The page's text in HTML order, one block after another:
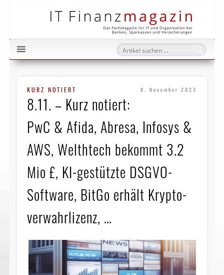
KURZ NOTIERT 8. November 2023
8.11. – Kurz notiert:
PwC & Afida, Abresa, Infosys &
AWS, Welthtech bekommt 3.2
Mio £, KI-gestützte DSGVO-
Software, BitGo erhält Krypto­
verwahr­lizenz, …